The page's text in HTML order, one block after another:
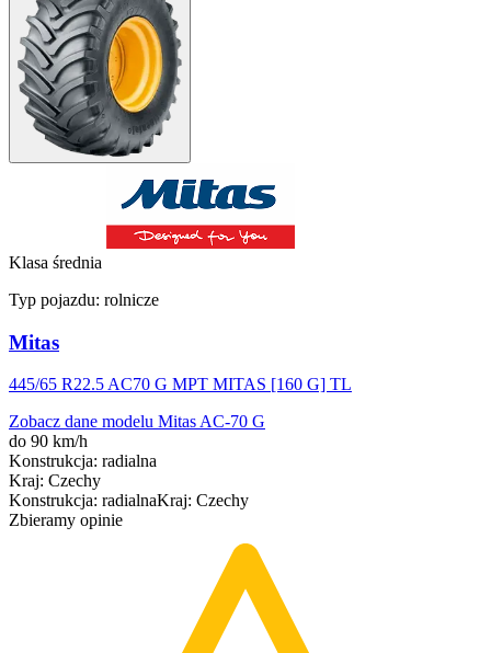
Klasa średnia
Typ pojazdu: rolnicze
Mitas
445/65 R22.5 AC70 G MPT MITAS [160 G] TL
Zobacz dane modelu Mitas AC-70 G
do 90 km/h
Konstrukcja: radialna
Kraj: Czechy
Konstrukcja: radialnaKraj: Czechy
Zbieramy opinie